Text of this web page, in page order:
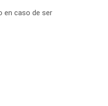
en caso de ser